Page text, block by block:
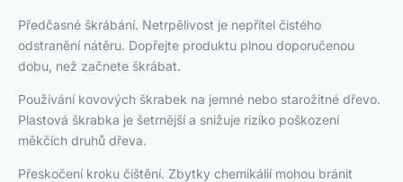
Předčasné škrábání. Netrpělivost je nepřítel čistého
odstranění nátěru. Dopřejte produktu plnou doporučenou
dobu, než začnete škrábat.
Používání kovových škrabek na jemné nebo starožitné dřevo.
Plastová škrabka je šetrnější a snižuje riziko poškození
měkčích druhů dřeva.
Přeskočení kroku čištění. Zbytky chemikálií mohou bránit